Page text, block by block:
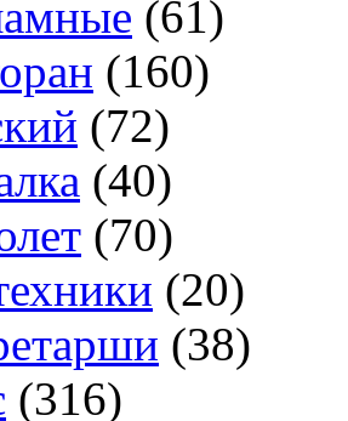
(61)
(160)
(72)
(40)
(70)
(20)
(38)
(316)